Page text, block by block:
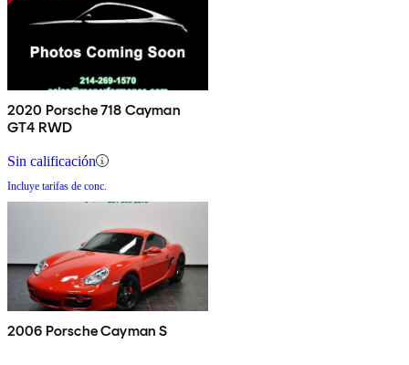
2020 Porsche 718 Cayman
GT4 RWD
Sin calificación
Incluye tarifas de conc.
2006 Porsche Cayman S